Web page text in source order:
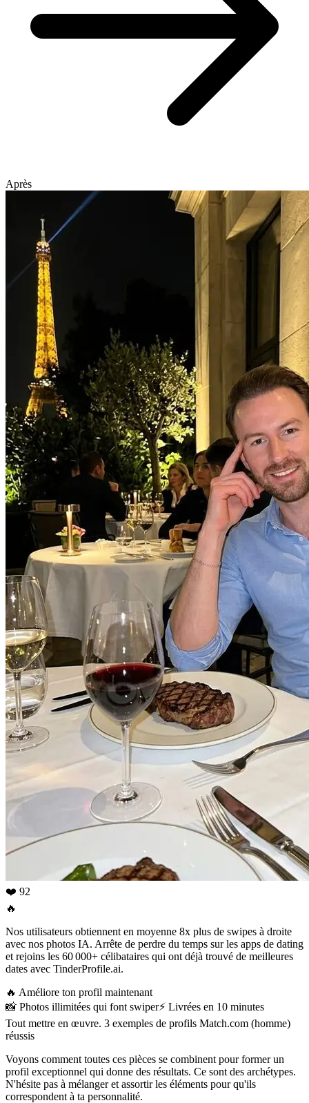
Après
❤️ 92
🔥
Nos utilisateurs obtiennent en moyenne 8x plus de swipes à droite
avec nos photos IA. Arrête de perdre du temps sur les apps de dating
et rejoins les 60 000+ célibataires qui ont déjà trouvé de meilleures
dates avec TinderProfile.ai.
🔥 Améliore ton profil maintenant
📸 Photos illimitées qui font swiper⚡️ Livrées en 10 minutes
Tout mettre en œuvre. 3 exemples de profils Match.com (homme)
réussis
Voyons comment toutes ces pièces se combinent pour former un
profil exceptionnel qui donne des résultats. Ce sont des archétypes.
N'hésite pas à mélanger et assortir les éléments pour qu'ils
correspondent à ta personnalité.